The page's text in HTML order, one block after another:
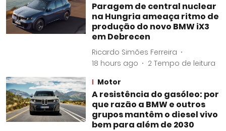
Paragem de central nuclear
na Hungria ameaça ritmo de
produção do novo BMW iX3
em Debrecen
Ricardo Simões Ferreira
18 hours ago
2 Tempo de leitura
Motor
A resistência do gasóleo: por
que razão a BMW e outros
grupos mantêm o diesel vivo
bem para além de 2030